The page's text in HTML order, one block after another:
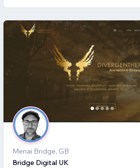
Menai Bridge, GB
Bridge Digital UK